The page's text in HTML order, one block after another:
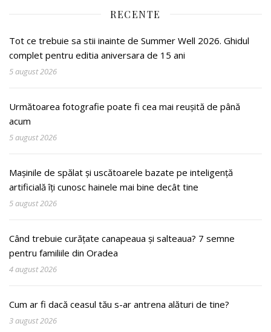
RECENTE
Tot ce trebuie sa stii inainte de Summer Well 2026. Ghidul
complet pentru editia aniversara de 15 ani
5 august 2026
Următoarea fotografie poate fi cea mai reușită de până
acum
5 august 2026
Mașinile de spălat și uscătoarele bazate pe inteligență
artificială îți cunosc hainele mai bine decât tine
5 august 2026
Când trebuie curățate canapeaua și salteaua? 7 semne
pentru familiile din Oradea
4 august 2026
Cum ar fi dacă ceasul tău s-ar antrena alături de tine?
3 august 2026